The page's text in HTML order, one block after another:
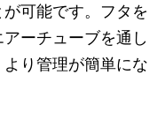
可能です。フタを
ーチューブを通し
り管理が簡単にな